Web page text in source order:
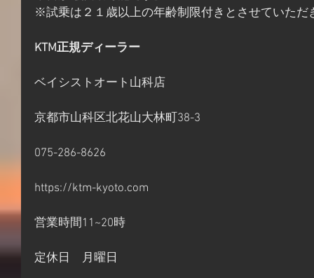
※試乗は２１歳以上の年齢制限付きとさせていただ
KTM正規ディーラー
ベイシストオート山科店
京都市山科区北花山大林町38-3
075-286-8626
https://ktm-kyoto.com
営業時間11~20時
定休日　月曜日